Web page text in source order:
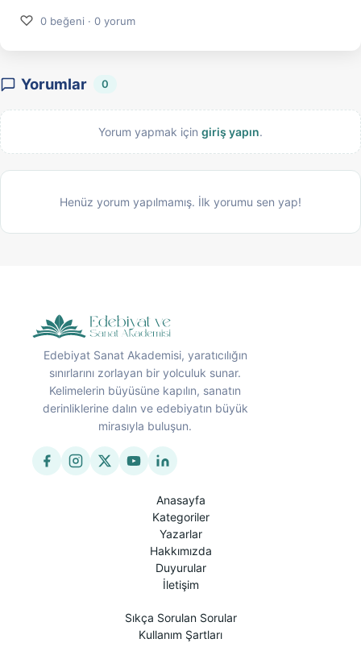
♡ 0 beğeni · 0 yorum
Yorumlar 0
Yorum yapmak için giriş yapın.
Henüz yorum yapılmamış. İlk yorumu sen yap!
Edebiyat Sanat Akademisi, yaratıcılığın
sınırlarını zorlayan bir yolculuk sunar.
Kelimelerin büyüsüne kapılın, sanatın
derinliklerine dalın ve edebiyatın büyük
mirasıyla buluşun.
Anasayfa
Kategoriler
Yazarlar
Hakkımızda
Duyurular
İletişim
Sıkça Sorulan Sorular
Kullanım Şartları